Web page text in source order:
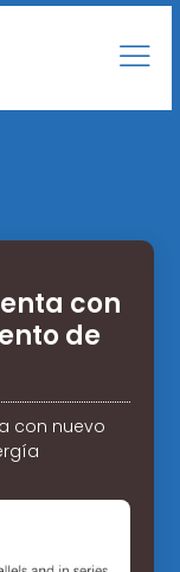
con
de
con nuevo